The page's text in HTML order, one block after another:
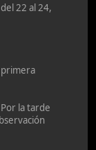
22 al 24,
primera
la tarde